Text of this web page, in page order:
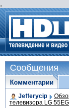
.
Сообщения
Комментарии
Jefferycip
телевизора LG